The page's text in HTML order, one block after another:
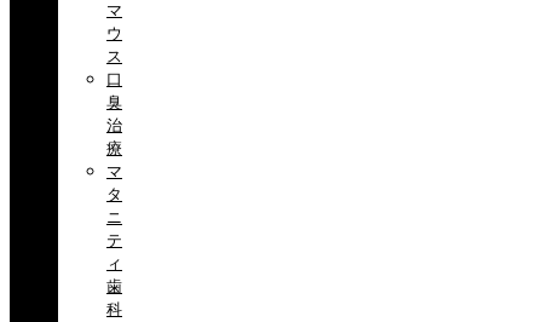
マ
ウ
ス
口
臭
治
療
マ
タ
ニ
テ
ィ
歯
科